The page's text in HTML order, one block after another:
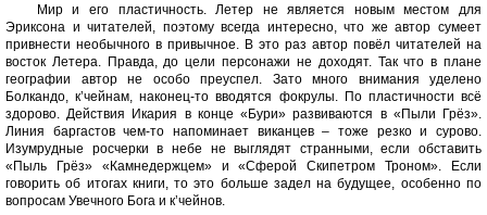
Мир и его пластичность. Летер не является новым местом для
Эриксона и читателей, поэтому всегда интересно, что же автор сумеет
привнести необычного в привычное. В это раз автор повёл читателей на
восток Летера. Правда, до цели персонажи не доходят. Так что в плане
географии автор не особо преуспел. Зато много внимания уделено
Болкандо, к’чейнам, наконец-то вводятся фокрулы. По пластичности всё
здорово. Действия Икария в конце «Бури» развиваются в «Пыли Грёз».
Линия баргастов чем-то напоминает виканцев – тоже резко и сурово.
Изумрудные росчерки в небе не выглядят странными, если обставить
«Пыль Грёз» «Камнедержцем» и «Сферой Скипетром Троном». Если
говорить об итогах книги, то это больше задел на будущее, особенно по
вопросам Увечного Бога и к’чейнов.